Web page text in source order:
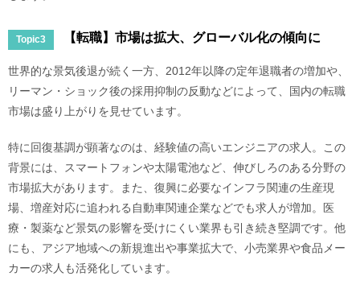
Topic3 【転職】市場は拡大、グローバル化の傾向に
世界的な景気後退が続く一方、2012年以降の定年退職者の増加や、
リーマン・ショック後の採用抑制の反動などによって、国内の転職
市場は盛り上がりを見せています。
特に回復基調が顕著なのは、経験値の高いエンジニアの求人。この
背景には、スマートフォンや太陽電池など、伸びしろのある分野の
市場拡大があります。また、復興に必要なインフラ関連の生産現
場、増産対応に追われる自動車関連企業などでも求人が増加。医
療・製薬など景気の影響を受けにくい業界も引き続き堅調です。他
にも、アジア地域への新規進出や事業拡大で、小売業界や食品メー
カーの求人も活発化しています。